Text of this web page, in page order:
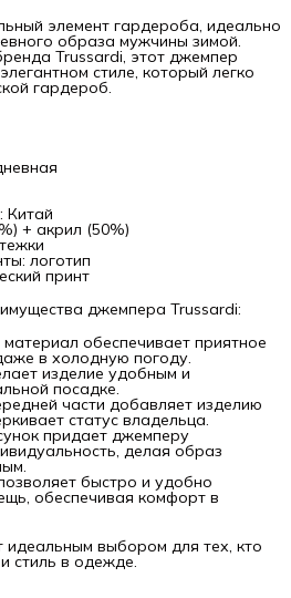
элемент гардероба, идеально
образа мужчины зимой.
Trussardi, этот джемпер
стиле, который легко
гардероб.
Китай
+ акрил (50%)
логотип
принт
джемпера Trussardi:
обеспечивает приятное
в холодную погоду.
изделие удобным и
посадке.
части добавляет изделию
статус владельца.
придает джемперу
делая образ
быстро и удобно
обеспечивая комфорт в
выбором для тех, кто
стиль в одежде.